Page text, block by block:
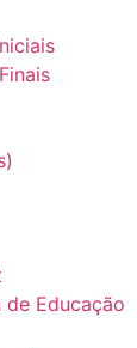
de Educação